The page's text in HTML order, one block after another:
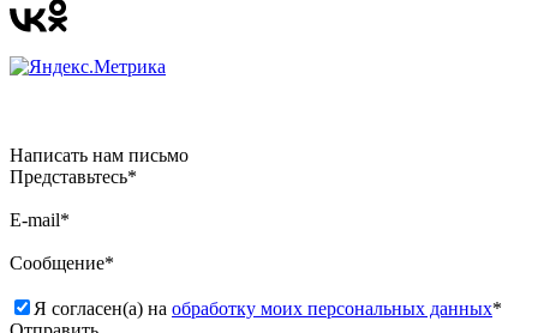
Написать нам письмо
Представьтесь*
E-mail*
Сообщение*
Я согласен(а) на обработку моих персональных данных*